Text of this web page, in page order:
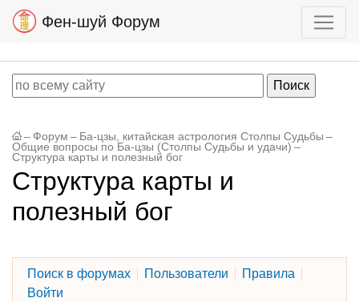
Фен-шуй Форум
– Форум – Ба-цзы, китайская астрология Столпы Судьбы –
Общие вопросы по Ба-цзы (Столпы Судьбы и удачи) –
Структура карты и полезный бог
Структура карты и
полезный бог
Поиск в форумах Пользователи
Правила
Войти